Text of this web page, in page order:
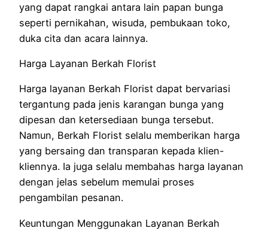
yang dapat rangkai antara lain papan bunga
seperti pernikahan, wisuda, pembukaan toko,
duka cita dan acara lainnya.
Harga Layanan Berkah Florist
Harga layanan Berkah Florist dapat bervariasi
tergantung pada jenis karangan bunga yang
dipesan dan ketersediaan bunga tersebut.
Namun, Berkah Florist selalu memberikan harga
yang bersaing dan transparan kepada klien-
kliennya. Ia juga selalu membahas harga layanan
dengan jelas sebelum memulai proses
pengambilan pesanan.
Keuntungan Menggunakan Layanan Berkah